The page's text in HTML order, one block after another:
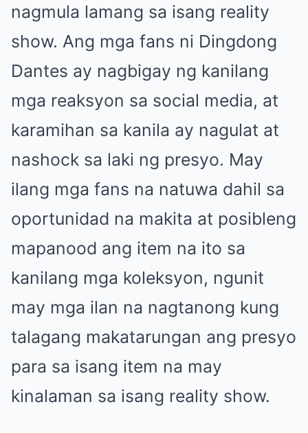
nagmula lamang sa isang reality
show. Ang mga fans ni Dingdong
Dantes ay nagbigay ng kanilang
mga reaksyon sa social media, at
karamihan sa kanila ay nagulat at
nashock sa laki ng presyo. May
ilang mga fans na natuwa dahil sa
oportunidad na makita at posibleng
mapanood ang item na ito sa
kanilang mga koleksyon, ngunit
may mga ilan na nagtanong kung
talagang makatarungan ang presyo
para sa isang item na may
kinalaman sa isang reality show.